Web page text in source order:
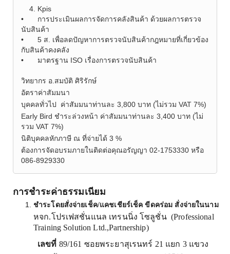
4. Kpis
•
การประเมินผลการจัดการคลังสินค้า ด้วยผลการตรวจ
นับสินค้า
•
5 ส. เพื่อลดปัญหาการตรวจนับสินค้ากฎหมายที่เกี่ยวข้อง
กับสินค้าคงคลัง
•
มาตรฐาน ISO เรื่องการตรวจนับสินค้า
วิทยากร อ.สมบัติ ศิริรักษ์
อัตราค่าสัมมนา
บุคคลทั่วไป ค่าสัมมนาท่านละ 3,800 บาท (ไม่รวม VAT 7%)
Early Bird ชำระล่วงหน้า ค่าสัมมนาท่านละ 3,400 บาท (ไม่
รวม VAT 7%)
นิติบุคคลหักภาษี ณ ที่จ่ายได้ 3 %
ต้องการจัดอบรมภายในติดต่อคุณอรัญญา 02-1753330 หรือ
086-8929330
การชำระค่าธรรมเนียม
ชำระโดยสั่งจ่ายเช็ค/แคชเชียร์เช็ค ขีดคร่อม สั่งจ่ายในนาม
หจก.โปรเฟสชั่นแนล เทรนนิ่ง โซลูชั่น (Professional
Training Solution Ltd.,Partnership)
เลขที่ 89/161 ซอยพระยาสุเรนทร์ 21 แยก 3แขวง